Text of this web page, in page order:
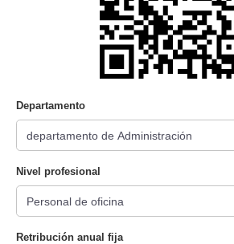
Departamento
Nivel profesional
Retribución anual fija